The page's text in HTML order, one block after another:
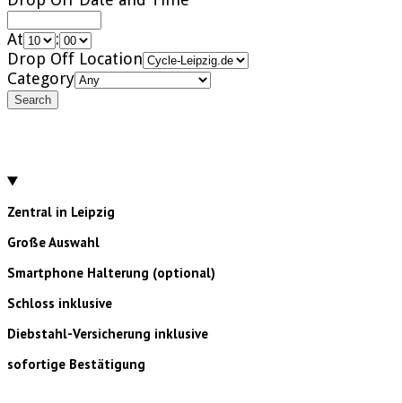
At
:
Drop Off Location
Category
Search
Zentral in Leipzig
Große Auswahl
Smartphone Halterung (optional)
Schloss inklusive
Diebstahl-Versicherung inklusive
sofortige Bestätigung